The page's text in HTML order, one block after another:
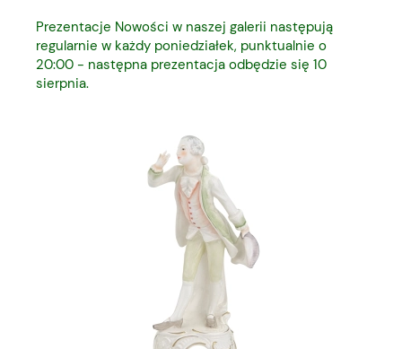
Prezentacje Nowości w naszej galerii następują
regularnie w każdy poniedziałek, punktualnie o
20:00 - następna prezentacja odbędzie się 10
sierpnia.